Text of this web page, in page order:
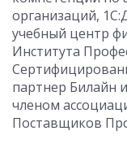
организаций,
учебный центр
Института
партнер Билайн
членом
Поставщиков